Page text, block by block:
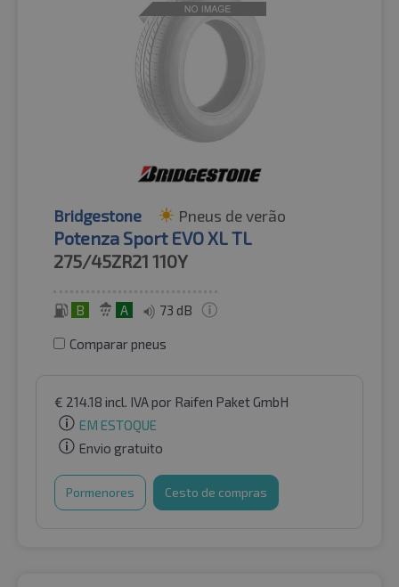
Bridgestone Pneus de verão
Potenza Sport EVO XL TL
275/45ZR21 110Y
B A 73 dB
Comparar pneus
€ 214.18 incl. IVApor Raifen Paket GmbH
EM ESTOQUE
Envio gratuito
Pormenores Cesto de compras